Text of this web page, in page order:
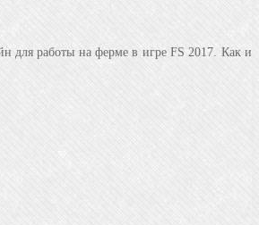
для работы на ферме в игре FS 2017. Как и